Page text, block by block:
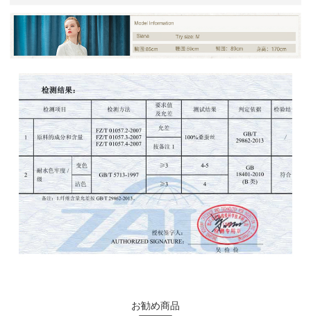
お勧め商品